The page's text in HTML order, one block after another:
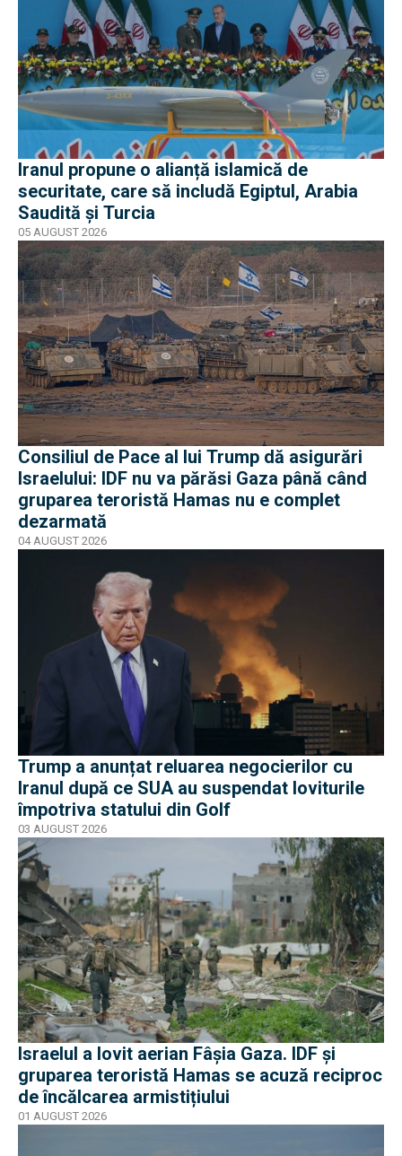
Iranul propune o alianță islamică de
securitate, care să includă Egiptul, Arabia
Saudită și Turcia
05 AUGUST 2026
Consiliul de Pace al lui Trump dă asigurări
Israelului: IDF nu va părăsi Gaza până când
gruparea teroristă Hamas nu e complet
dezarmată
04 AUGUST 2026
Trump a anunțat reluarea negocierilor cu
Iranul după ce SUA au suspendat loviturile
împotriva statului din Golf
03 AUGUST 2026
Israelul a lovit aerian Fâșia Gaza. IDF și
gruparea teroristă Hamas se acuză reciproc
de încălcarea armistițiului
01 AUGUST 2026